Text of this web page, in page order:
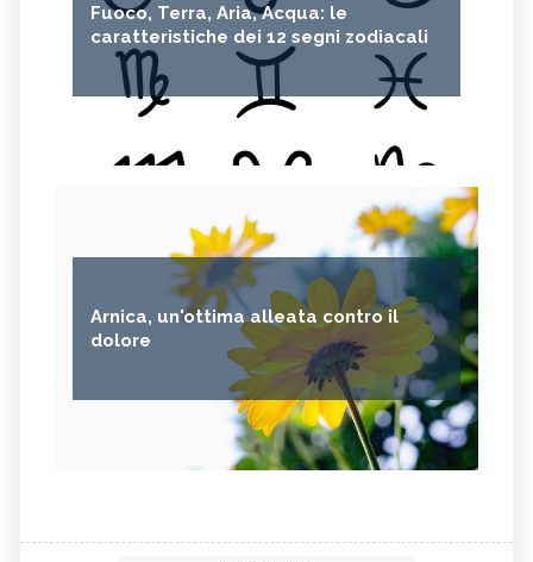
Fuoco, Terra, Aria, Acqua: le
caratteristiche dei 12 segni zodiacali
Arnica, un'ottima alleata contro il
dolore